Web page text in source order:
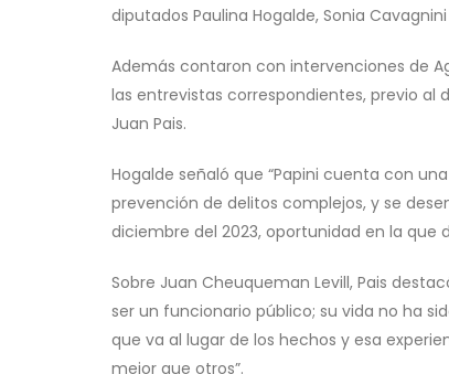
diputados Paulina Hogalde, Sonia
Además contaron con intervenciones de
las entrevistas correspondientes, previo
Juan Pais.
Hogalde señaló que “Papini cuenta con
prevención de delitos complejos, y se
diciembre del 2023, oportunidad en la que
Sobre Juan Cheuqueman Levill, Pais
ser un funcionario público; su vida no ha
que va al lugar de los hechos y esa
mejor que otros”.